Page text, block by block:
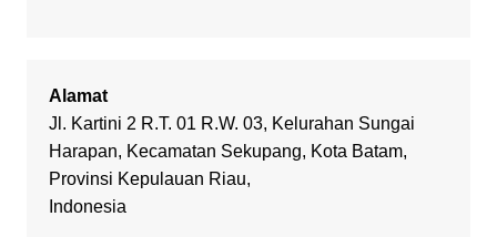
Alamat
Jl. Kartini 2 R.T. 01 R.W. 03, Kelurahan Sungai
Harapan, Kecamatan Sekupang, Kota Batam,
Provinsi Kepulauan Riau,
Indonesia